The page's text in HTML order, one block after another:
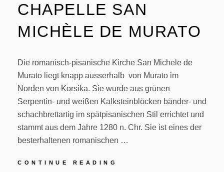
CHAPELLE SAN
MICHÈLE DE MURATO
Die romanisch-pisanische Kirche San Michele de
Murato liegt knapp ausserhalb von Murato im
Norden von Korsika. Sie wurde aus grünen
Serpentin- und weißen Kalksteinblöcken bänder- und
schachbrettartig im spätpisanischen Stil errichtet und
stammt aus dem Jahre 1280 n. Chr. Sie ist eines der
besterhaltenen romanischen …
CONTINUE READING